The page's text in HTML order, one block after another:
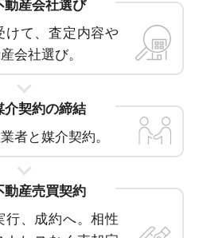
動産会社選び
けて、査定内容や
会社選び。
介契約の締結
者と媒介契約。
動産売買契約
行、成約へ。相性